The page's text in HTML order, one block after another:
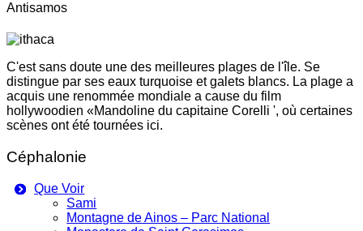
Antisamos
C'est sans doute une des meilleures plages de l'île. Se
distingue par ses eaux turquoise et galets blancs. La plage a
acquis une renommée mondiale a cause du film
hollywoodien «Mandoline du capitaine Corelli ', où certaines
scènes ont été tournées ici.
Céphalonie
Que Voir
Sami
Montagne de Ainos – Parc National